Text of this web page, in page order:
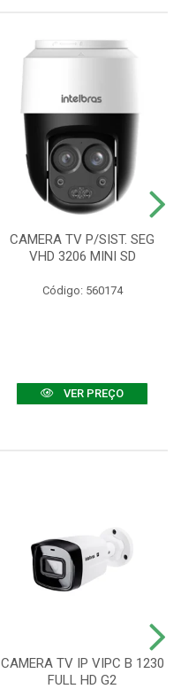
CAMERA TV P/SIST. SEG
VHD 3206 MINI SD
Código: 560174
VER PREÇO
CAMERA TV IP VIPC B 1230
FULL HD G2